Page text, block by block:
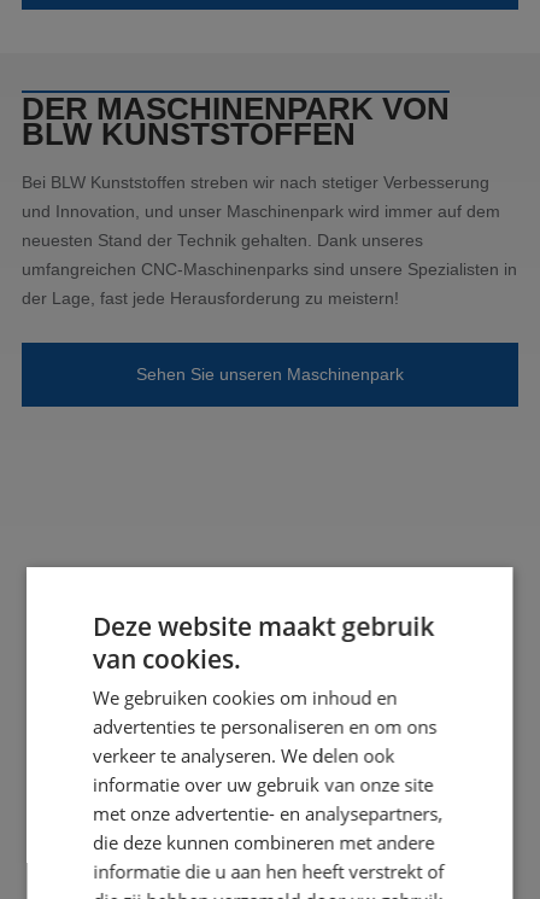
DER MASCHINENPARK VON
BLW KUNSTSTOFFEN
Bei BLW Kunststoffen streben wir nach stetiger Verbesserung
und Innovation, und unser Maschinenpark wird immer auf dem
neuesten Stand der Technik gehalten. Dank unseres
umfangreichen CNC-Maschinenparks sind unsere Spezialisten in
der Lage, fast jede Herausforderung zu meistern!
Sehen Sie unseren Maschinenpark
CNC-FRÄSMASCHINEN
Bei BLW Kunststoffen nutzen wir eine Vielzahl
fortschrittlicher Fräsmaschinen, die es uns
ermöglichen, hochwertige Produkte sowohl in 3-
Deze website maakt gebruik
van cookies.
We gebruiken cookies om inhoud en
advertenties te personaliseren en om ons
verkeer te analyseren. We delen ook
informatie over uw gebruik van onze site
met onze advertentie- en analysepartners,
die deze kunnen combineren met andere
informatie die u aan hen heeft verstrekt of